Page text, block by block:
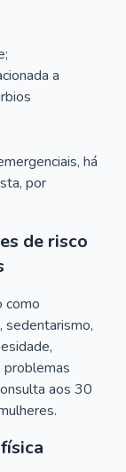
a
há
por
de risco
como
sedentarismo,
problemas
aos 30